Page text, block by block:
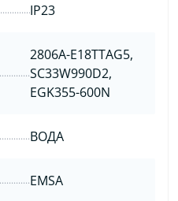
IP23
2806A-E18TTAG5,
SC33W990D2,
EGK355-600N
ВОДА
EMSA